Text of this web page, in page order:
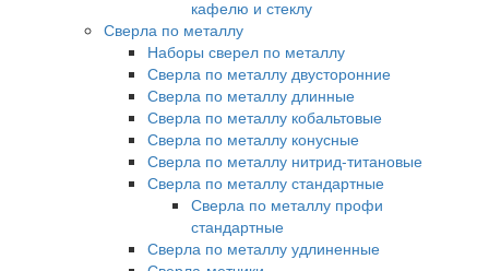
кафелю и стеклу
Сверла по металлу
Наборы сверел по металлу
Сверла по металлу двусторонние
Сверла по металлу длинные
Сверла по металлу кобальтовые
Сверла по металлу конусные
Сверла по металлу нитрид-титановые
Сверла по металлу стандартные
Сверла по металлу профи
стандартные
Сверла по металлу удлиненные